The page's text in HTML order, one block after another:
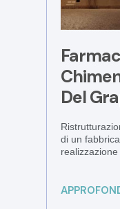
Del
di un
realizzazione